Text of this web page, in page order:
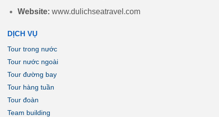
Website: www.dulichseatravel.com
DỊCH VỤ
Tour trong nước
Tour nước ngoài
Tour đường bay
Tour hàng tuần
Tour đoàn
Team building